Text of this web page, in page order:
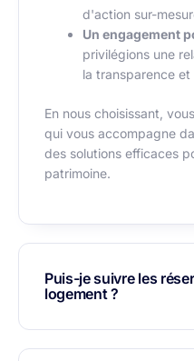
d'action sur-
Un engagement
privilégions une
la transparence et
En nous choisissant,
qui vous accompagne
des solutions efficaces
patrimoine.
Puis-je suivre les
logement ?